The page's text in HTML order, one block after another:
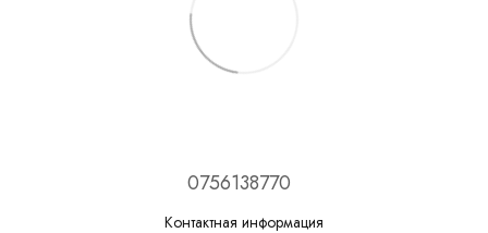
0756138770
Контактная информация